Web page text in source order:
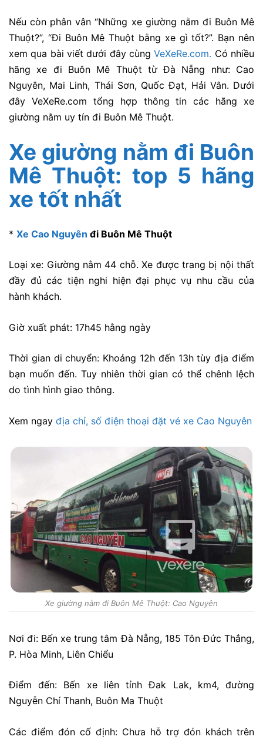
Nếu còn phân vân “Những xe giường nằm đi Buôn Mê
Thuột?”, “Đi Buôn Mê Thuột bằng xe gì tốt?”. Bạn nên
xem qua bài viết dưới đây cùngVeXeRe.com. Có nhiều
hãng xe đi Buôn Mê Thuột từ Đà Nẵng như: Cao
Nguyên, Mai Linh, Thái Sơn, Quốc Đạt, Hải Vân. Dưới
đây VeXeRe.com tổng hợp thông tin các hãng xe
giường nằm uy tín đi Buôn Mê Thuột.
Xe giường nằm đi Buôn
Mê Thuột: top 5 hãng
xe tốt nhất
* Xe Cao Nguyên đi Buôn Mê Thuột
Loại xe: Giường nằm 44 chỗ. Xe được trang bị nội thất
đầy đủ các tiện nghi hiện đại phục vụ nhu cầu của
hành khách.
Giờ xuất phát: 17h45 hằng ngày
Thời gian di chuyển: Khoảng 12h đến 13h tùy địa điểm
bạn muốn đến. Tuy nhiên thời gian có thể chênh lệch
do tình hình giao thông.
Xem ngay địa chỉ, số điện thoại đặt vé xe Cao Nguyên
Xe giường nằm đi Buôn Mê Thuột: Cao Nguyên
Nơi đi: Bến xe trung tâm Đà Nẵng, 185 Tôn Đức Thắng,
P. Hòa Minh, Liên Chiểu
Điểm đến: Bến xe liên tỉnh Đak Lak, km4, đường
Nguyễn Chí Thanh, Buôn Ma Thuột
Các điểm đón cố định: Chưa hỗ trợ đón khách trên